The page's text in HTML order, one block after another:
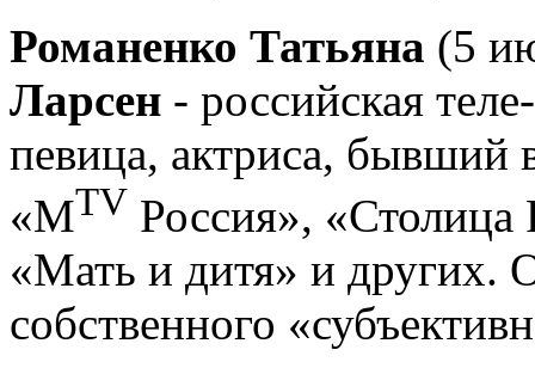
Романенко Татьяна (5
Ларсен - российская
певица, актриса, бывший
«MTV Россия», «Столица
«Мать и дитя» и других.
собственного